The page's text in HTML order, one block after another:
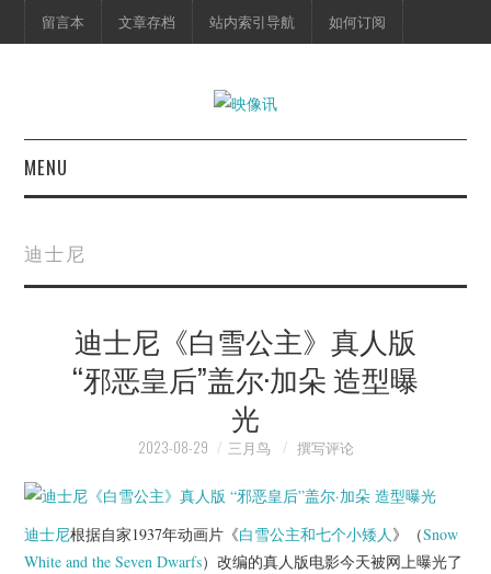
留言本 文章存档 站内索引导航 如何订阅
MENU
映像快讯
预告片
海报剧照
杂七杂八
美剧英剧
迪士尼
迪士尼《白雪公主》真人版
“邪恶皇后”盖尔·加朵 造型曝
光
2023-08-29 三月鸟 撰写评论
迪士尼根据自家1937年动画片《白雪公主和七个小矮人》（Snow
White and the Seven Dwarfs）改编的真人版电影今天被网上曝光了